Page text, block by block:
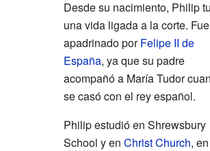
Desde su nacimiento, Philip
una vida ligada a la corte. Fue
apadrinado porFelipe II de
España, ya que su padre
acompañó a María Tudor
se casó con el rey español.
Philip estudió en Shrewsbury
School y en Christ Church,